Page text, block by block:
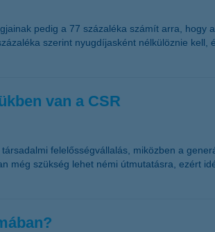
pedig a 77 százaléka számít arra,
szerint nyugdíjasként nélkülöznie
van a CSR
felelősségvállalás, miközben a
még szükség lehet némi útmutatásra, ezért